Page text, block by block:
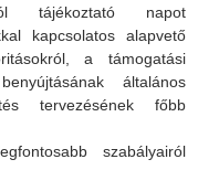
tájékoztató napot
kapcsolatos alapvető
a támogatási
általános
tervezésének főbb
szabályairól